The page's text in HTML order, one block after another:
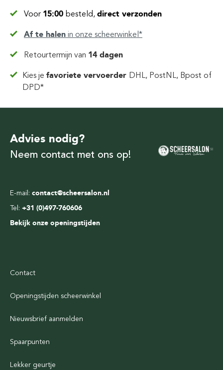
Voor 15:00 besteld, direct verzonden
Af te halen in onze scheerwinkel*
Retourtermijn van 14 dagen
Kies jefavoriete vervoerder DHL, PostNL, Bpost of
DPD*
E-mail: contact@scheersalon.nl
Tel: +31 (0)497-760606
Bekijk onze openingstijden
Advies nodig?
Neem contact met ons op!
Contact
Openingstijden scheerwinkel
Nieuwsbrief aanmelden
Spaarpunten
Lekker geurtje